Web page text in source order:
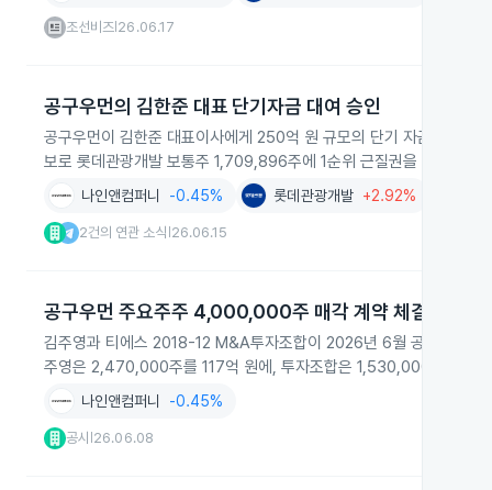
조선비즈 26.06.17
공구우먼의 김한준 대표 단기자금 대여 승인
공구우먼이 김한준 대표이사에게 250억 원 규모의 단기 자금을 대
보로 롯데관광개발 보통주 1,709,896주에 1순위 근질권을 설정했
나인앤컴퍼니 -0.45% 롯데관광개발 +2.92%
2건의 연관 소식 26.06.15
공구우먼 주요주주 4,000,000주 매각 계약 체결
김주영과 티에스 2018-12 M&A투자조합이 2026년 6월 공구우먼
주영은 2,470,000주를 117억 원에, 투자조합은 1,530,000주를 73
나인앤컴퍼니 -0.45%
공시 26.06.08